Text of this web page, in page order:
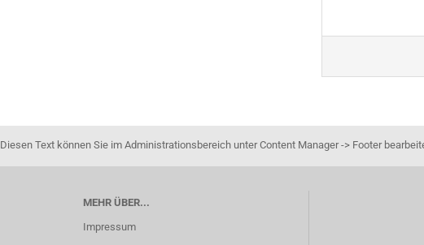
Diesen Text können Sie im Administrationsbereich unter Content Manager -> Footer
MEHR ÜBER...
Impressum